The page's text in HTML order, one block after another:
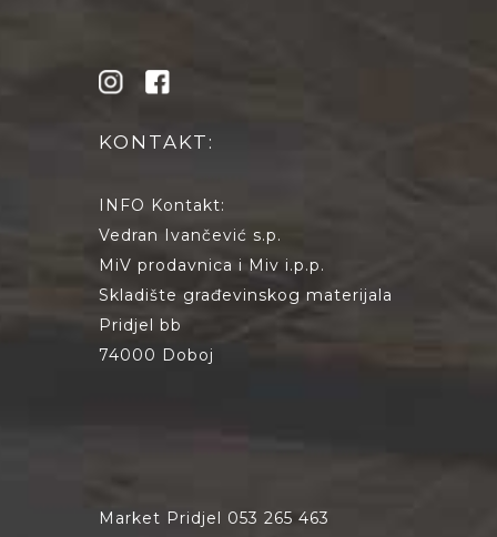
KONTAKT:
INFO Kontakt:
Vedran Ivančević s.p.
MiV prodavnica i Miv i.p.p.
Skladište građevinskog materijala
Pridjel bb
74000 Doboj
Market Pridjel 053 265 463